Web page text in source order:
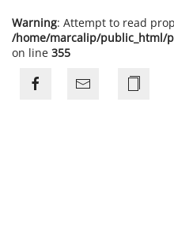
Warning: Attempt to read
/home/marcalip/public_html/
on line 355